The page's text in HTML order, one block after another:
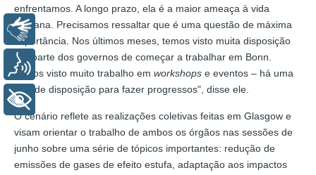
enfrentamos. A longo prazo, ela é a maior ameaça à vida
humana. Precisamos ressaltar que é uma questão de máxima
importância. Nos últimos meses, temos visto muita disposição
por parte dos governos de começar a trabalhar em Bonn.
Temos visto muito trabalho em workshops e eventos – há uma
grande disposição para fazer progressos", disse ele.
O cenário reflete as realizações coletivas feitas em Glasgow e
visam orientar o trabalho de ambos os órgãos nas sessões de
junho sobre uma série de tópicos importantes: redução de
emissões de gases de efeito estufa, adaptação aos impactos
Libras
Voz
+ Acessibilidade